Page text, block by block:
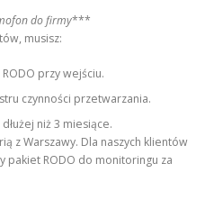
do firmy***
musisz:
przy wejściu.
czynności przetwarzania.
niż 3 miesiące.
z Warszawy. Dla naszych klientów
RODO do monitoringu za